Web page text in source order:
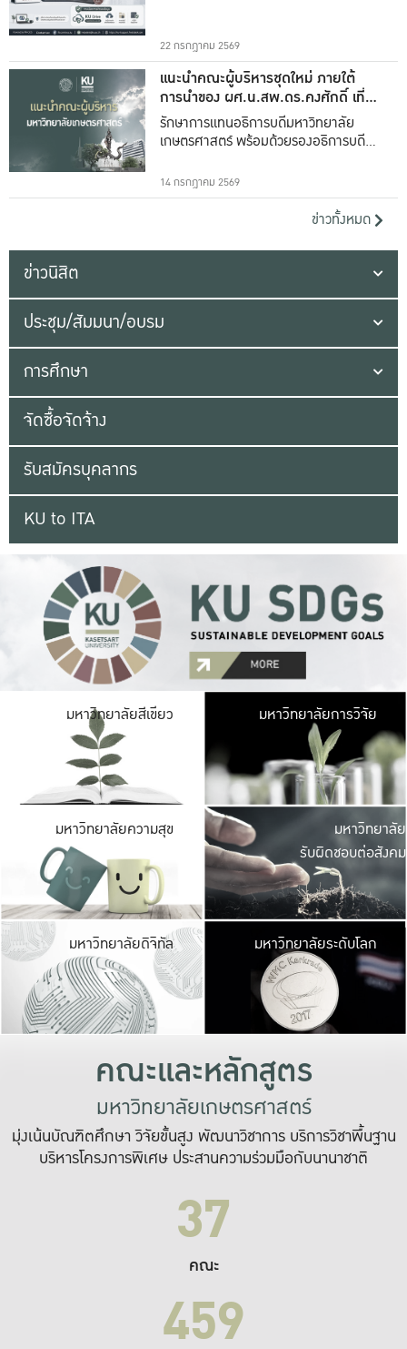
22 กรกฎาคม 2569
แนะนำคณะผู้บริหารชุดใหม่ ภายใต้
การนำของ ผศ.น.สพ.ดร.คงศักดิ์ เที่ยง
ธรรม
รักษาการแทนอธิการบดีมหาวิทยาลัย
เกษตรศาสตร์ พร้อมด้วยรองอธิการบดีทั้ง
14 กรกฎาคม 2569
ข่าวทั้งหมด
ข่าวนิสิต
ประชุม/สัมมนา/อบรม
การศึกษา
จัดซื้อจัดจ้าง
รับสมัครบุคลากร
KU to ITA
มหาวิทยาลัยสีเขียว มหาวิ
มีพื้นที่เขียวสดใส
เป็นป่าในเมือง เกษต
มหาวิทยาลัยการวิจัย
มหาวิทยาลัยความสุข มหาวิ
ค
เปิดประ
และพบเรื่องราวใ
มหาวิทยาลัย
รับผิดชอบต่อสังคม
มหาวิทยาลัยดิจิทัล มหาวิ
เปลี่ยนแปลง แล
เพื่อทำง
ระบบสารสนเทศ
มหาวิทยาลัยระดับโลก
คณะและหลักสูตร
มหาวิทยาลัยเกษตรศาสตร์
มุ่งเน้นบัณฑิตศึกษา วิจัยขั้นสูง พัฒนาวิชาการ บริการวิชาพื้นฐาน
บริหารโครงการพิเศษ ประสานความร่วมมือกับนานาชาติ
37
คณะ
459